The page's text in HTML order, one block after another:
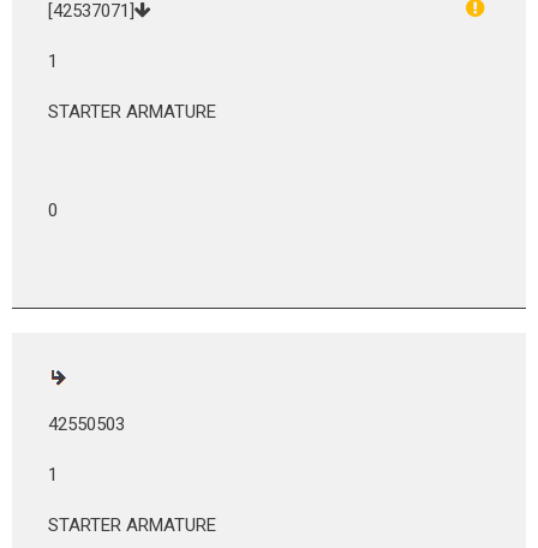
[42537071]
1
STARTER ARMATURE
0
42550503
1
STARTER ARMATURE